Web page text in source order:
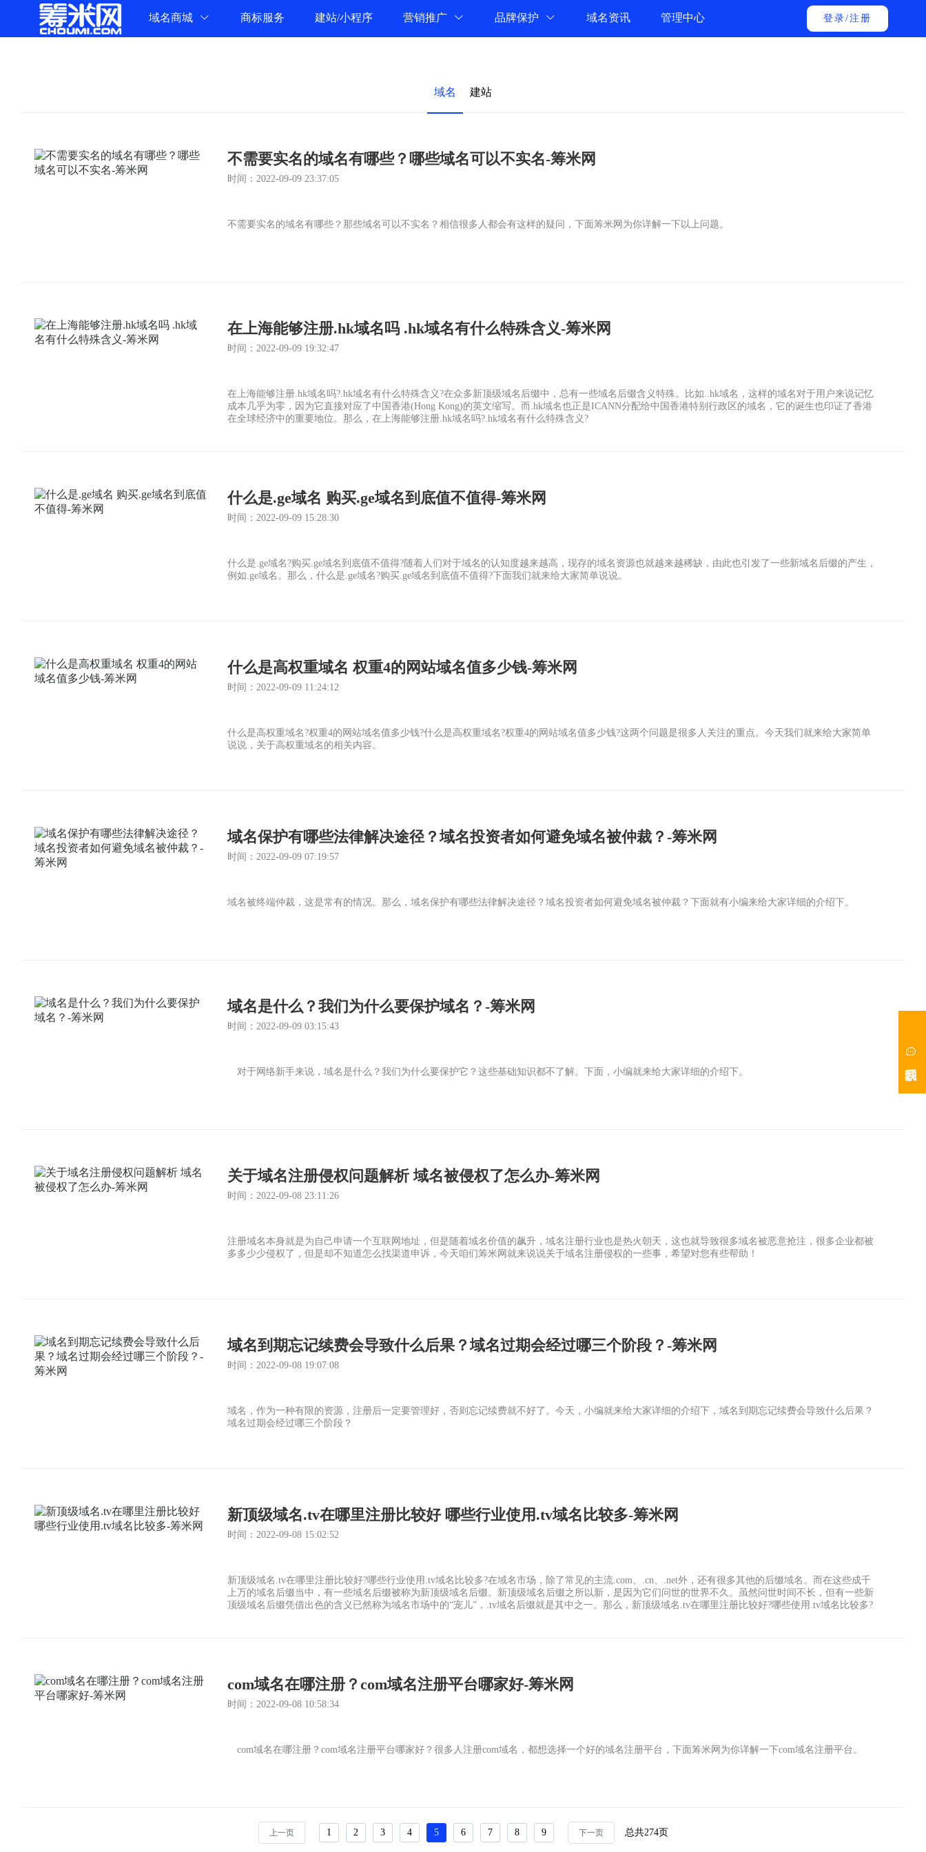
域名商城 商标服务 建站/小程序 营销推广 品牌保护 域名资讯 管理中心 登录/注册
域名 建站
不需要实名的域名有哪些？哪些域名可以不实名-筹米网
时间：2022-09-09 23:37:05
不需要实名的域名有哪些？那些域名可以不实名？相信很多人都会有这样的疑问，下面筹米网为你详解一下以上问题。
在上海能够注册.hk域名吗 .hk域名有什么特殊含义-筹米网
时间：2022-09-09 19:32:47
在上海能够注册.hk域名吗?.hk域名有什么特殊含义?在众多新顶级域名后缀中，总有一些域名后缀含义特殊。比如..hk域名，这样的域名对于用户来说记忆
成本几乎为零，因为它直接对应了中国香港(Hong Kong)的英文缩写。而.hk域名也正是ICANN分配给中国香港特别行政区的域名，它的诞生也印证了香港
在全球经济中的重要地位。那么，在上海能够注册.hk域名吗?.hk域名有什么特殊含义?
什么是.ge域名 购买.ge域名到底值不值得-筹米网
时间：2022-09-09 15:28:30
什么是.ge域名?购买.ge域名到底值不值得?随着人们对于域名的认知度越来越高，现存的域名资源也就越来越稀缺，由此也引发了一些新域名后缀的产生，
例如.ge域名。那么，什么是.ge域名?购买.ge域名到底值不值得?下面我们就来给大家简单说说。
什么是高权重域名 权重4的网站域名值多少钱-筹米网
时间：2022-09-09 11:24:12
什么是高权重域名?权重4的网站域名值多少钱?什么是高权重域名?权重4的网站域名值多少钱?这两个问题是很多人关注的重点。今天我们就来给大家简单
说说，关于高权重域名的相关内容。
域名保护有哪些法律解决途径？域名投资者如何避免域名被仲裁？-筹米网
时间：2022-09-09 07:19:57
域名被终端仲裁，这是常有的情况。那么，域名保护有哪些法律解决途径？域名投资者如何避免域名被仲裁？下面就有小编来给大家详细的介绍下。
域名是什么？我们为什么要保护域名？-筹米网
时间：2022-09-09 03:15:43
对于网络新手来说，域名是什么？我们为什么要保护它？这些基础知识都不了解。下面，小编就来给大家详细的介绍下。
关于域名注册侵权问题解析 域名被侵权了怎么办-筹米网
时间：2022-09-08 23:11:26
注册域名本身就是为自己申请一个互联网地址，但是随着域名价值的飙升，域名注册行业也是热火朝天，这也就导致很多域名被恶意抢注，很多企业都被
多多少少侵权了，但是却不知道怎么找渠道申诉，今天咱们筹米网就来说说关于域名注册侵权的一些事，希望对您有些帮助！
域名到期忘记续费会导致什么后果？域名过期会经过哪三个阶段？-筹米网
时间：2022-09-08 19:07:08
域名，作为一种有限的资源，注册后一定要管理好，否则忘记续费就不好了。今天，小编就来给大家详细的介绍下，域名到期忘记续费会导致什么后果？
域名过期会经过哪三个阶段？
新顶级域名.tv在哪里注册比较好 哪些行业使用.tv域名比较多-筹米网
时间：2022-09-08 15:02:52
新顶级域名.tv在哪里注册比较好?哪些行业使用.tv域名比较多?在域名市场，除了常见的主流.com、.cn、.net外，还有很多其他的后缀域名。而在这些成千
上万的域名后缀当中，有一些域名后缀被称为新顶级域名后缀。新顶级域名后缀之所以新，是因为它们问世的世界不久。虽然问世时间不长，但有一些新
顶级域名后缀凭借出色的含义已然称为域名市场中的“宠儿”，.tv域名后缀就是其中之一。那么，新顶级域名.tv在哪里注册比较好?哪些使用.tv域名比较多?
com域名在哪注册？com域名注册平台哪家好-筹米网
时间：2022-09-08 10:58:34
com域名在哪注册？com域名注册平台哪家好？很多人注册com域名，都想选择一个好的域名注册平台，下面筹米网为你详解一下com域名注册平台。
上一页 1 2 3 4 5 6 7 8 9 下一页 总共274页